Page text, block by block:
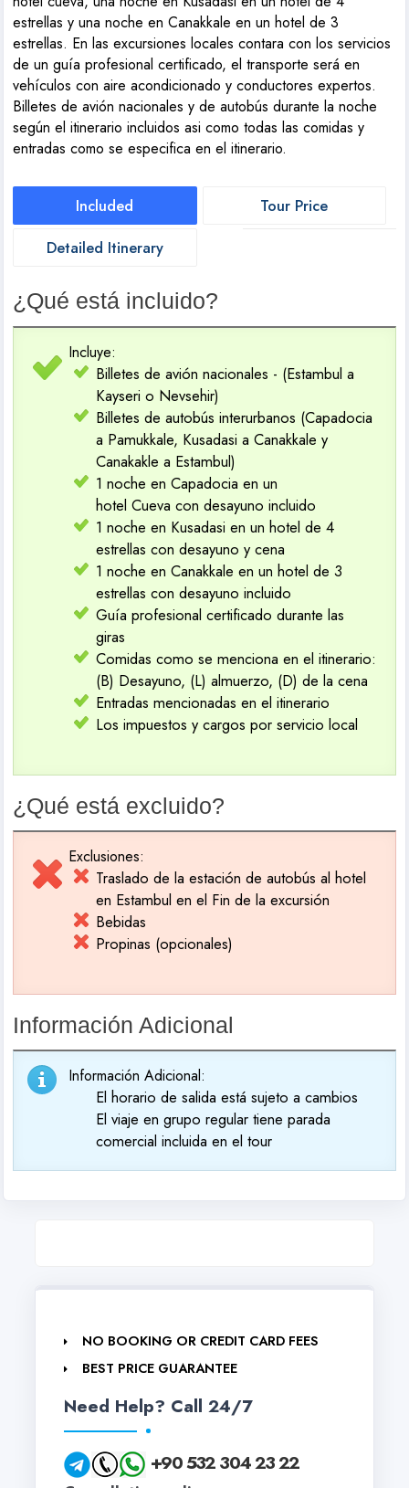
estrellas y una noche en Canakkale en un hotel de 3
estrellas. En las excursiones locales contara con los servicios
de un guía profesional certificado, el transporte será en
vehículos con aire acondicionado y conductores expertos.
Billetes de avión nacionales y de autobús durante la noche
según el itinerario incluidos asi como todas las comidas y
entradas como se especifica en el itinerario.
Included
Tour Price
Detailed Itinerary
¿Qué está incluido?
Incluye:
Billetes de avión nacionales - (Estambul a
Kayseri o Nevsehir)
Billetes de autobús interurbanos (Capadocia
a Pamukkale, Kusadasi a Canakkale y
Canakakle a Estambul)
1 noche en Capadocia en un
hotel Cueva con desayuno incluido
1 noche en Kusadasi en un hotel de 4
estrellas con desayuno y cena
1 noche en Canakkale en un hotel de 3
estrellas con desayuno incluido
Guía profesional certificado durante las
giras
Comidas como se menciona en el itinerario:
(B) Desayuno, (L) almuerzo, (D) de la cena
Entradas mencionadas en el itinerario
Los impuestos y cargos por servicio local
¿Qué está excluido?
Exclusiones:
Traslado de la estación de autobús al hotel
en Estambul en el Fin de la excursión
Bebidas
Propinas (opcionales)
Información Adicional
Información Adicional:
El horario de salida está sujeto a cambios
El viaje en grupo regular tiene parada
comercial incluida en el tour
NO BOOKING OR CREDIT CARD FEES
BEST PRICE GUARANTEE
Need Help? Call 24/7
+90 532 304 23 22